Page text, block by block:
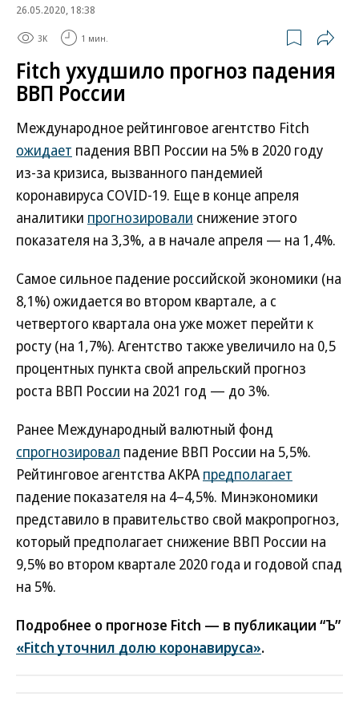
26.05.2020, 18:38
3K 1 мин.
Fitch ухудшило прогноз падения
ВВП России
Международное рейтинговое агентство Fitch
ожидает падения ВВП России на 5% в 2020 году
из-за кризиса, вызванного пандемией
коронавируса COVID-19. Еще в конце апреля
аналитики прогнозировали снижение этого
показателя на 3,3%, а в начале апреля — на 1,4%.
Самое сильное падение российской экономики (на
8,1%) ожидается во втором квартале, а с
четвертого квартала она уже может перейти к
росту (на 1,7%). Агентство также увеличило на 0,5
процентных пункта свой апрельский прогноз
роста ВВП России на 2021 год — до 3%.
Ранее Международный валютный фонд
спрогнозировал падение ВВП России на 5,5%.
Рейтинговое агентства АКРА предполагает
падение показателя на 4–4,5%. Минэкономики
представило в правительство свой макропрогноз,
который предполагает снижение ВВП России на
9,5% во втором квартале 2020 года и годовой спад
на 5%.
Подробнее о прогнозе Fitch — в публикации “Ъ”
«Fitch уточнил долю коронавируса».